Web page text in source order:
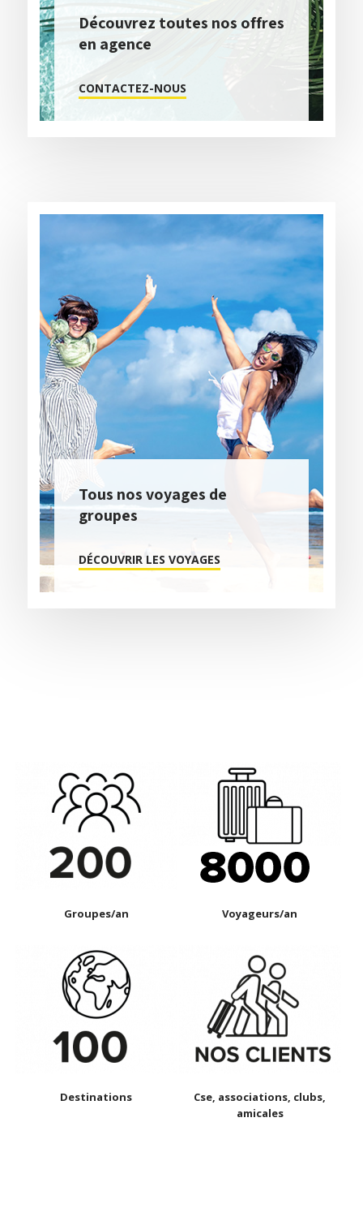
Découvrez toutes nos offres
en agence
CONTACTEZ-NOUS
Tous nos voyages de
groupes
DÉCOUVRIR LES VOYAGES
Groupes/an Voyageurs/an
Destinations
Cse, associations, clubs,
amicales